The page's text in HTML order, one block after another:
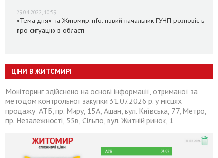
29.04.2022, 10:59
«Тема дня» на Житомир.info: новий начальник ГУНП розповість
про ситуацію в області
ЦІНИ В ЖИТОМИРІ
Моніторинг здійснено на основі інформації, отриманої за
методом контрольної закупки 31.07.2026 р. у місцях
продажу: АТБ, пр. Миру, 15А, Ашан, вул. Київська, 77, Метро,
пр. Незалежності, 55в, Сільпо, вул. Житній ринок, 1